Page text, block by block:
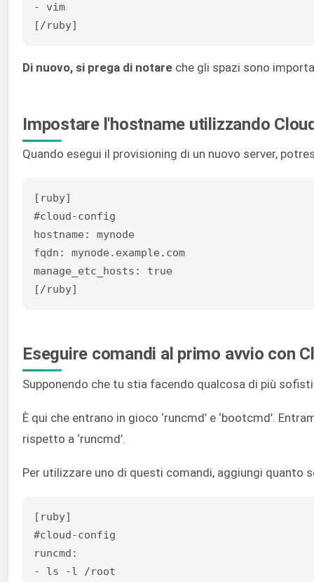
- vim
[/ruby]
Di nuovo, si prega di notare che gli spazi sono
Impostare l'hostname utilizzando
Quando esegui il provisioning di un nuovo server,
[ruby]
#cloud-config
hostname: mynode
fqdn: mynode.example.com
manage_etc_hosts: true
[/ruby]
Eseguire comandi al primo avvio con
Supponendo che tu stia facendo qualcosa di più
È qui che entrano in gioco ‘runcmd’ e ‘bootcmd’.
rispetto a ‘runcmd’.
Per utilizzare uno di questi comandi, aggiungi quanto
[ruby]
#cloud-config
runcmd:
- ls -l /root